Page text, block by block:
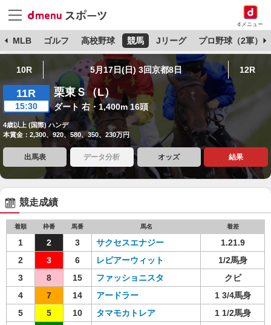
dメニュー
MLB ゴルフ 高校野球 競馬 Jリーグ プロ野球（2軍）
10R 5月17日(日) 3回京都8日 12R
11R
15:30
栗東Ｓ（L）
ダート 右・1,400m 16頭
4歳以上 (国際) ハンデ
本賞金：2,300、920、580、350、230万円
出馬表 データ分析 オッズ 結果
競走成績
着順 枠番 馬番 馬名 着差
1 2 3 サクセスエナジー
1.21.9
2
3 6 レピアーウィット
1/2馬身
3
8 15 ファッショニスタ
クビ
4
7 14 アードラー
1 3/4馬身
5
5 10 タマモカトレア
1 1/2馬身